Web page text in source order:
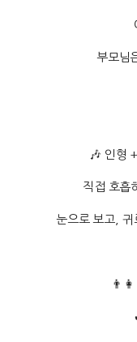
부모님
🎶 인형
직접 호흡
눈으로 보고, 귀